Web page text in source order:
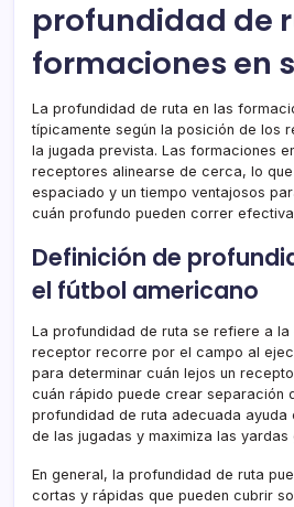
profundidad de
formaciones en
La profundidad de ruta en las
típicamente según la posición de los
la jugada prevista. Las formaciones
receptores alinearse de cerca, lo
espaciado y un tiempo ventajosos
cuán profundo pueden correr
Definición de
el fútbol americano
La profundidad de ruta se refiere a
receptor recorre por el campo al
para determinar cuán lejos un
cuán rápido puede crear separación
profundidad de ruta adecuada
de las jugadas y maximiza las yardas
En general, la profundidad de ruta
cortas y rápidas que pueden cubrir